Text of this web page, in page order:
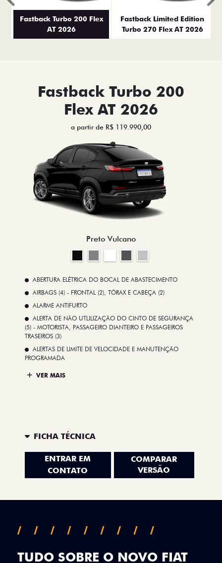
Fastback Turbo 200 Flex
AT 2026
Fastback Limited Edition
Turbo 270 Flex AT 2026
Anterior
Fastback Turbo 200
Flex AT 2026
a partir de R$ 119.990,00
Preto Vulcano
ABERTURA ELÉTRICA DO BOCAL DE ABASTECIMENTO
AIRBAGS (4) - FRONTAL (2), TÓRAX E CABEÇA (2)
ALARME ANTIFURTO
ALERTA DE NÃO UTLILIZAÇÃO DO CINTO DE SEGURANÇA
(5) - MOTORISTA, PASSAGEIRO DIANTEIRO E PASSAGEIROS
TRASEIROS (3)
ALERTAS DE LIMITE DE VELOCIDADE E MANUTENÇÃO
PROGRAMADA
VER MAIS
FICHA TÉCNICA
ENTRAR EM
CONTATO
COMPARAR
VERSÃO
TUDO SOBRE O NOVO FIAT